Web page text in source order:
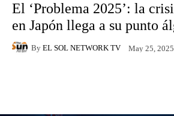
El ‘Problema 2025’: la
en Japón llega a su punto
By EL SOL NETWORK TV May 25, 2025